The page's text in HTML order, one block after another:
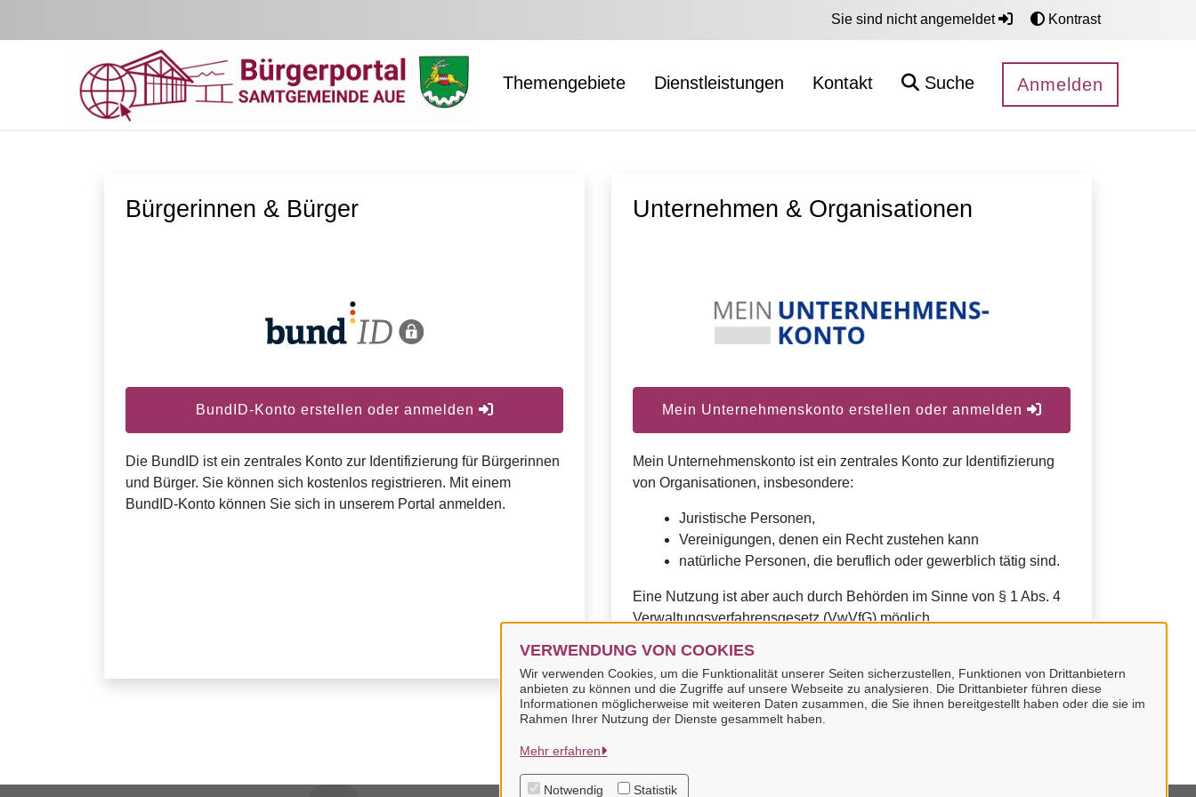
VERWENDUNG VON COOKIES
Wir verwenden Cookies, um die Funktionalität unserer Seiten sicherzustellen, Funktionen von Drittanbietern
anbieten zu können und die Zugriffe auf unsere Webseite zu analysieren. Die Drittanbieter führen diese
Informationen möglicherweise mit weiteren Daten zusammen, die Sie ihnen bereitgestellt haben oder die sie im
Rahmen Ihrer Nutzung der Dienste gesammelt haben.
Mehr erfahren
Notwendig Statistik
Sie sind nicht angemeldet Kontrast
Themengebiete Dienstleistungen Kontakt Suche Anmelden
Bürgerinnen & Bürger
BundID-Konto erstellen oder anmelden
Die BundID ist ein zentrales Konto zur Identifizierung für Bürgerinnen
und Bürger. Sie können sich kostenlos registrieren. Mit einem
BundID-Konto können Sie sich in unserem Portal anmelden.
Unternehmen & Organisationen
Mein Unternehmenskonto erstellen oder anmelden
Mein Unternehmenskonto ist ein zentrales Konto zur Identifizierung
von Organisationen, insbesondere:
Juristische Personen,
Vereinigungen, denen ein Recht zustehen kann
natürliche Personen, die beruflich oder gewerblich tätig sind.
Eine Nutzung ist aber auch durch Behörden im Sinne von § 1 Abs. 4
Verwaltungsverfahrensgesetz (VwVfG) möglich.